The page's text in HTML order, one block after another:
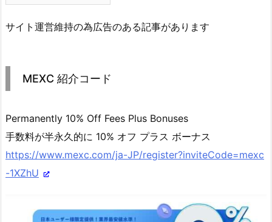
サイト運営維持の為広告のある記事があります
MEXC 紹介コード
Permanently 10% Off Fees Plus Bonuses
手数料が半永久的に 10% オフ プラス ボーナス
https://www.mexc.com/ja-JP/register?inviteCode=mexc
-1XZhU